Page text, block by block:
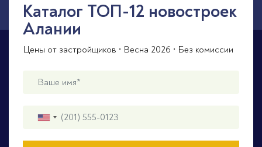
Каталог ТОП-12 новостроек
Алании
Цены от застройщиков • Весна 2026 • Без комиссии